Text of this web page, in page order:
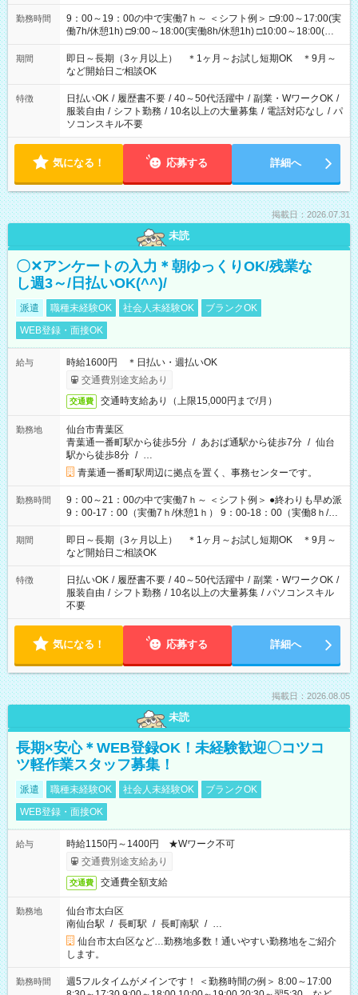
勤務時間
9：00～19：00の中で実働7ｈ～ ＜シフト例＞ □9:00～17:00(実
働7h/休憩1h) □9:00～18:00(実働8h/休憩1h) □10:00～18:00(実
働7h/休憩1h) □10:00～19:00(実働8h/休憩1h) ＊時間固定ＯＫ
期間
即日～長期（3ヶ月以上） ＊1ヶ月～お試し短期OK ＊9月～
など開始日ご相談OK
特徴 日払いOK / 履歴書不要 / 40～50代活躍中 / 副業・WワークOK /
服装自由 / シフト勤務 / 10名以上の大量募集 / 電話対応なし / パ
ソコンスキル不要
気になる！ 応募する 詳細へ
掲載日：2026.07.31
未読
〇✕アンケートの入力＊朝ゆっくりOK/残業な
し週3～/日払いOK(^^)/
派遣 職種未経験OK 社会人未経験OK
ブランクOK
WEB登録・面接OK
給与
時給1600円 ＊日払い・週払いOK
交通費別途支給あり
交通費 交通時支給あり（上限15,000円まで/月）
勤務地
仙台市青葉区
青葉通一番町駅から徒歩5分 / あおば通駅から徒歩7分 / 仙台
駅から徒歩8分 / …
青葉通一番町駅周辺に拠点を置く、事務センターです。
勤務時間
9：00～21：00の中で実働7ｈ～ ＜シフト例＞ ●終わりも早め派
9：00-17：00（実働7ｈ/休憩1ｈ） 9：00-18：00（実働8ｈ/休
憩1ｈ） 10：00-19：00（実働8ｈ/休憩1ｈ） ●朝ゆっくり派
11：00-20：00（実働8ｈ/休憩1ｈ） 12：00-20：00（実働7ｈ/
休憩1ｈ） 12：00-21：00（実働8ｈ/休憩1ｈ） 13：00-22：
00（実働8ｈ/休憩1ｈ） ＊時間帯固定OK
期間
即日～長期（3ヶ月以上） ＊1ヶ月～お試し短期OK ＊9月～
など開始日ご相談OK
特徴 日払いOK / 履歴書不要 / 40～50代活躍中 / 副業・WワークOK /
服装自由 / シフト勤務 / 10名以上の大量募集 / パソコンスキル
不要
気になる！ 応募する 詳細へ
掲載日：2026.08.05
未読
長期×安心＊WEB登録OK！未経験歓迎〇コツコ
ツ軽作業スタッフ募集！
派遣 職種未経験OK 社会人未経験OK
ブランクOK
WEB登録・面接OK
給与
時給1150円～1400円 ★Wワーク不可
交通費別途支給あり
交通費 交通費全額支給
勤務地
仙台市太白区
南仙台駅 / 長町駅 / 長町南駅 / …
仙台市太白区など…勤務地多数！通いやすい勤務地をご紹介
します。
勤務時間
週5フルタイムがメインです！ ＜勤務時間の例＞ 8:00～17:00